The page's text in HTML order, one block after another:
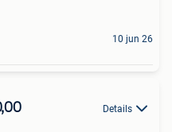
10 jun 26
Details